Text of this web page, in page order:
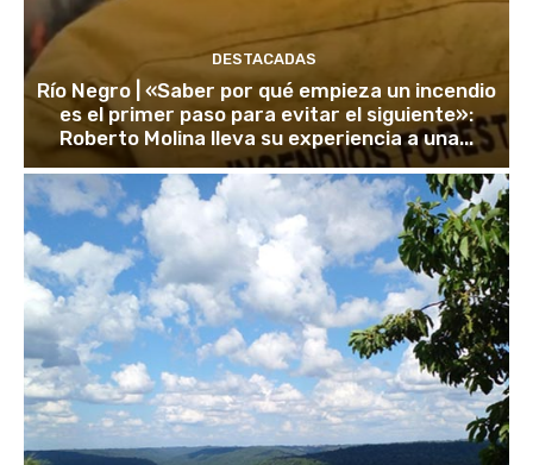
DESTACADAS
Río Negro | «Saber por qué empieza un incendio
es el primer paso para evitar el siguiente»:
Roberto Molina lleva su experiencia a una...